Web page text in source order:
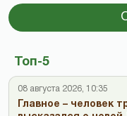
Топ-5
08 августа 2026, 10:35
Главное – человек